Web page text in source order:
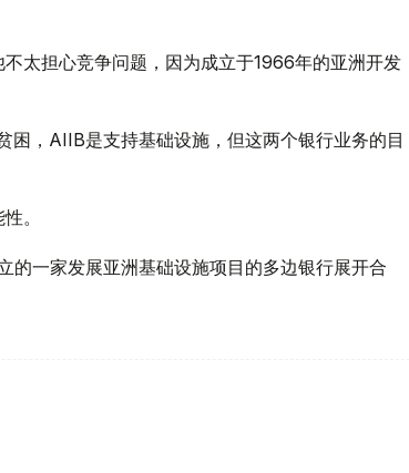
太担心竞争问题，因为成立于1966年的亚洲开发
，AIIB是支持基础设施，但这两个银行业务的目
。
一家发展亚洲基础设施项目的多边银行展开合